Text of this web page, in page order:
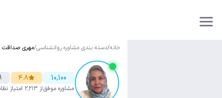
خانه/دسته بندی مشاوره روانشناسی/مهری صداقت
10,100
مشاوره موفق
۴.۸
از ۲٬۲۱۳ امتیاز